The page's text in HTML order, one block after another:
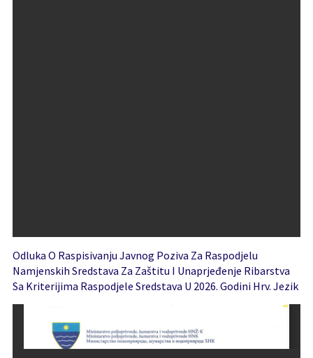
Odluka O Raspisivanju Javnog Poziva Za Raspodjelu
Namjenskih Sredstava Za Zaštitu I Unaprjeđenje Ribarstva
Sa Kriterijima Raspodjele Sredstava U 2026. Godini Hrv. Jezik